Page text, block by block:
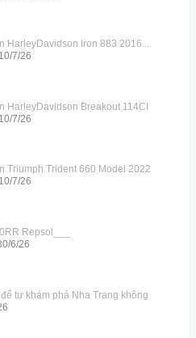
HarleyDavidson Iron 883 2016...
10/7/26
HarleyDavidson Breakout 114CI
10/7/26
Triumph Trident 660 Model 2022
10/7/26
Repsol___
6/26
tự khám phá Nha Trang không